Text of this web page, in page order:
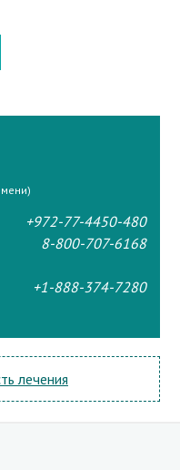
+972-77-4450-480
8-800-707-6168
+1-888-374-7280
лечения